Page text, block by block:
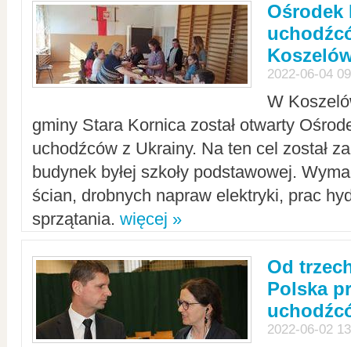
Ośrodek
2022-06-04
W
gminy Stara Kornica został otwarty
uchodźców z Ukrainy. Na ten cel został
budynek byłej szkoły podstawowej.
ścian, drobnych napraw elektryki, prac
sprzątania. więcej »
Od
Polska
2022-06-02